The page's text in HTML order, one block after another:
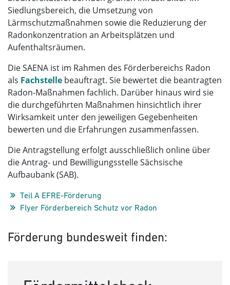
Siedlungsbereich, die Umsetzung von
Lärmschutzmaßnahmen sowie die Reduzierung der
Radonkonzentration an Arbeitsplätzen und
Aufenthaltsräumen.
Die SAENA ist im Rahmen des Förderbereichs Radon
als Fachstelle beauftragt. Sie bewertet die beantragten
Radon-Maßnahmen fachlich. Darüber hinaus wird sie
die durchgeführten Maßnahmen hinsichtlich ihrer
Wirksamkeit unter den jeweiligen Gegebenheiten
bewerten und die Erfahrungen zusammenfassen.
Die Antragstellung erfolgt ausschließlich online über
die Antrag- und Bewilligungsstelle Sächsische
Aufbaubank (SAB).
Teil A EFRE-Förderung
Flyer Förderbereich Schutz vor Radon
Förderung bundesweit finden: